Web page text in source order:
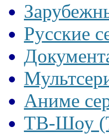
Русские
Аниме
ТВ-Шоу